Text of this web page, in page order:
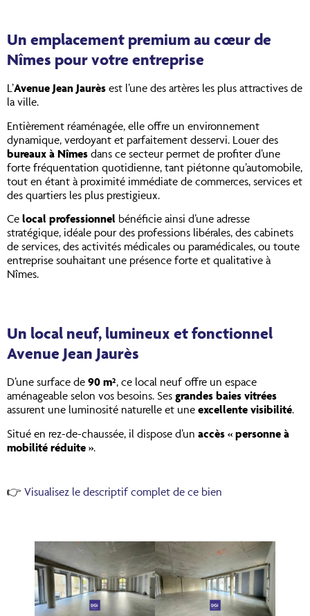
Un emplacement premium au cœur de
Nîmes pour votre entreprise
L’Avenue Jean Jaurès est l’une des artères les plus attractives de
la ville.
Entièrement réaménagée, elle offre un environnement
dynamique, verdoyant et parfaitement desservi. Louer des
bureaux à Nîmes dans ce secteur permet de profiter d’une
forte fréquentation quotidienne, tant piétonne qu’automobile,
tout en étant à proximité immédiate de commerces, services et
des quartiers les plus prestigieux.
Ce local professionnel bénéficie ainsi d’une adresse
stratégique, idéale pour des professions libérales, des cabinets
de services, des activités médicales ou paramédicales, ou toute
entreprise souhaitant une présence forte et qualitative à
Nîmes.
Un local neuf, lumineux et fonctionnel
Avenue Jean Jaurès
D’une surface de 90 m², ce local neuf offre un espace
aménageable selon vos besoins. Ses grandes baies vitrées
assurent une luminosité naturelle et une excellente visibilité.
Situé en rez-de-chaussée, il dispose d’un accès « personne à
mobilité réduite ».
👉 Visualisez le descriptif complet de ce bien